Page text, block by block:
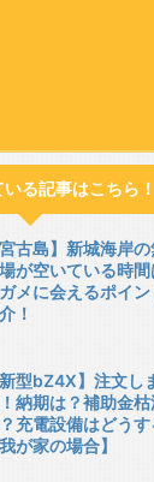
る記事はこちら！
宮古島】新城海岸
が空いている時間
メに会えるポイ
！
新型bZ4X】注文し
納期は？補助金
充電設備はどうす
我が家の場合】